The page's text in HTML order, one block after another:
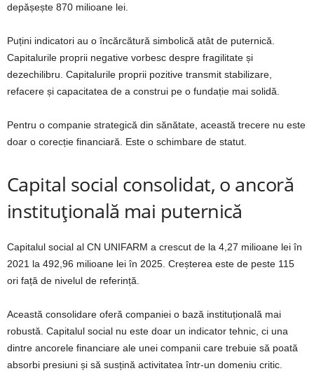
depășește 870 milioane lei.
Puțini indicatori au o încărcătură simbolică atât de puternică.
Capitalurile proprii negative vorbesc despre fragilitate și
dezechilibru. Capitalurile proprii pozitive transmit stabilizare,
refacere și capacitatea de a construi pe o fundație mai solidă.
Pentru o companie strategică din sănătate, această trecere nu este
doar o corecție financiară. Este o schimbare de statut.
Capital social consolidat, o ancoră
instituțională mai puternică
Capitalul social al CN UNIFARM a crescut de la 4,27 milioane lei în
2021 la 492,96 milioane lei în 2025. Creșterea este de peste 115
ori față de nivelul de referință.
Această consolidare oferă companiei o bază instituțională mai
robustă. Capitalul social nu este doar un indicator tehnic, ci una
dintre ancorele financiare ale unei companii care trebuie să poată
absorbi presiuni și să susțină activitatea într-un domeniu critic.